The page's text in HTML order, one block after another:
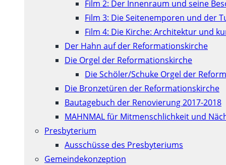
Film 2: Der Innenraum und seine
Film 3: Die Seitenemporen und der
Film 4: Die Kirche: Architektur und
Der Hahn auf der Reformationskirche
Die Orgel der Reformationskirche
Die Schöler/Schuke Orgel der
Die Bronzetüren der Reformationskirche
Bautagebuch der Renovierung 2017-2018
MAHNMAL für Mitmenschlichkeit und
Presbyterium
Ausschüsse des Presbyteriums
Gemeindekonzeption